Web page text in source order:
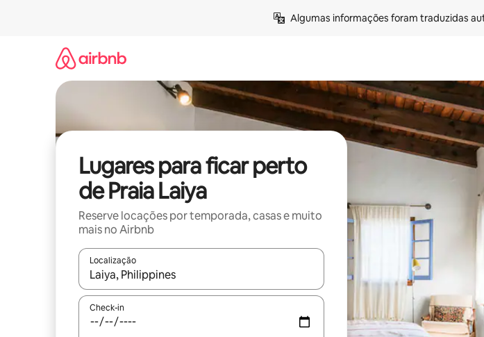
Algumas informações foram traduzidas
Lugares para ficar perto
de Praia Laiya
Reserve locações por temporada, casas e muito
mais no Airbnb
Localização
Quando os resultados estiverem disponíveis, explore-os usando as seta para cima e
Check-in